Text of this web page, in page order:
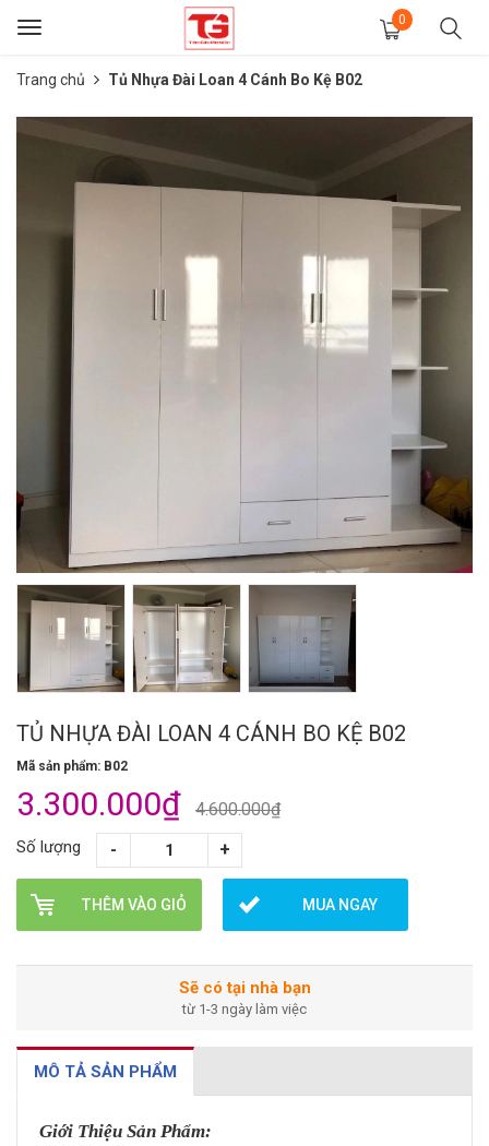
Toggle
0
Trang chủ Tủ Nhựa Đài Loan 4 Cánh Bo Kệ B02
TỦ NHỰA ĐÀI LOAN 4 CÁNH BO KỆ B02
Mã sản phẩm: B02
3.300.000₫ 4.600.000₫
Số lượng
THÊM VÀO GIỎ MUA NGAY
Sẽ có tại nhà bạn
từ 1-3 ngày làm việc
MÔ TẢ SẢN PHẨM
Giới Thiệu Sản Phẩm: